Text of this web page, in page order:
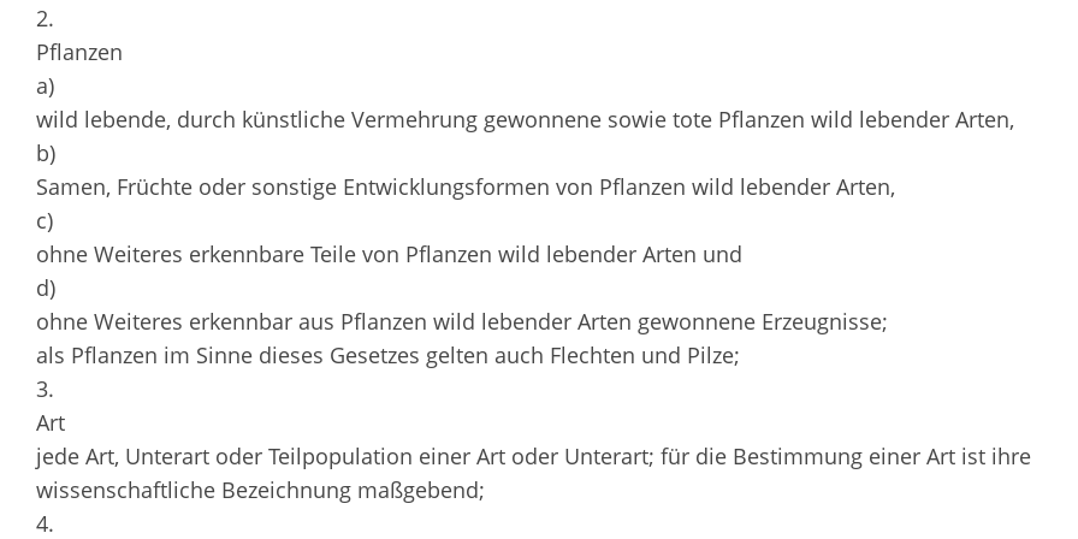
2.
Pflanzen
a)
wild lebende, durch künstliche Vermehrung gewonnene sowie tote Pflanzen wild lebender Arten,
b)
Samen, Früchte oder sonstige Entwicklungsformen von Pflanzen wild lebender Arten,
c)
ohne Weiteres erkennbare Teile von Pflanzen wild lebender Arten und
d)
ohne Weiteres erkennbar aus Pflanzen wild lebender Arten gewonnene Erzeugnisse;
als Pflanzen im Sinne dieses Gesetzes gelten auch Flechten und Pilze;
3.
Art
jede Art, Unterart oder Teilpopulation einer Art oder Unterart; für die Bestimmung einer Art ist ihre
wissenschaftliche Bezeichnung maßgebend;
4.